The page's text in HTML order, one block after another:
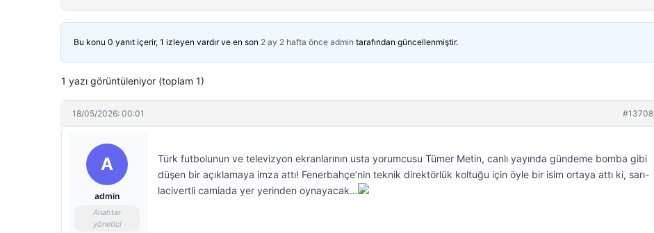
Bu konu 0 yanıt içerir, 1 izleyen vardır ve en son 2 ay 2 hafta önce admin tarafından güncellenmiştir.
1 yazı görüntüleniyor (toplam 1)
18/05/2026: 00:01 #13708
A
admin
Anahtar
yönetici
Türk futbolunun ve televizyon ekranlarının usta yorumcusu Tümer Metin, canlı yayında gündeme bomba gibi
düşen bir açıklamaya imza attı! Fenerbahçe’nin teknik direktörlük koltuğu için öyle bir isim ortaya attı ki, sarı-
lacivertli camiada yer yerinden oynayacak…